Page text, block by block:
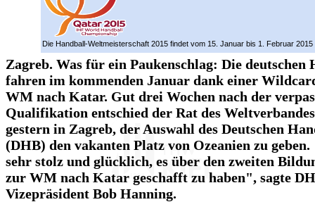
Die Handball-Weltmeisterschaft 2015 findet vom 15. Januar bis 1. Februar 2015
Zagreb. Was für ein Paukenschlag: Die deutschen
fahren im kommenden Januar dank einer
WM nach Katar. Gut drei Wochen nach der
Qualifikation entschied der Rat des
gestern in Zagreb, der Auswahl des Deutschen
(DHB) den vakanten Platz von Ozeanien zu
sehr stolz und glücklich, es über den zweiten
zur WM nach Katar geschafft zu haben", sagte
Vizepräsident Bob Hanning.